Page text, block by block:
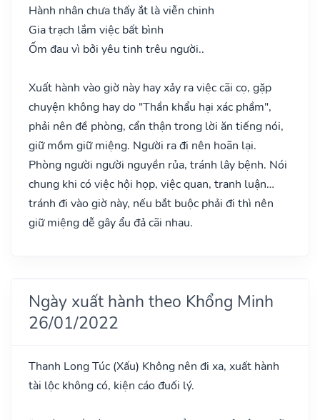
Hành nhân chưa thấy ắt là viễn chinh
Gia trạch lắm việc bất bình
Ốm đau vì bởi yêu tinh trêu người..
Xuất hành vào giờ này hay xảy ra việc cãi cọ, gặp
chuyện không hay do "Thần khẩu hại xác phầm",
phải nên đề phòng, cẩn thận trong lời ăn tiếng nói,
giữ mồm giữ miệng. Người ra đi nên hoãn lại.
Phòng người người nguyền rủa, tránh lây bệnh. Nói
chung khi có việc hội họp, việc quan, tranh luận…
tránh đi vào giờ này, nếu bắt buộc phải đi thì nên
giữ miệng dễ gây ẩu đả cãi nhau.
Ngày xuất hành theo Khổng Minh
26/01/2022
Thanh Long Túc (Xấu) Không nên đi xa, xuất hành
tài lộc không có, kiện cáo đuối lý.